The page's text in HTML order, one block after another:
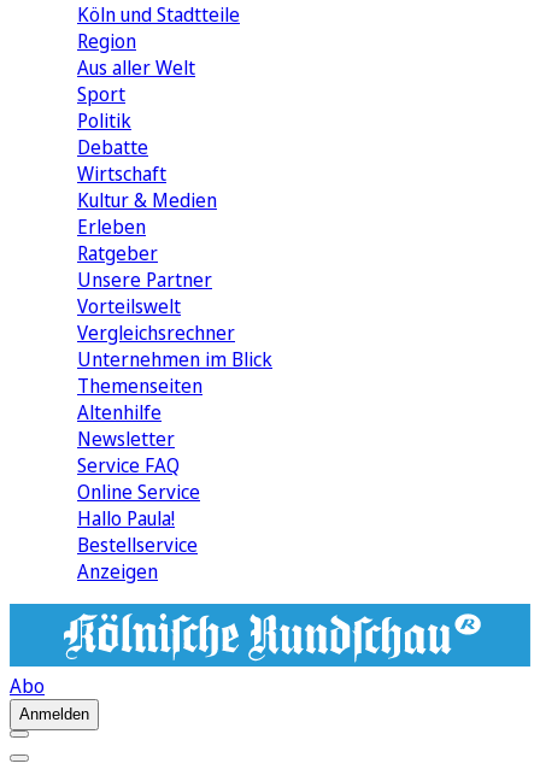
Köln und Stadtteile
Region
Aus aller Welt
Sport
Politik
Debatte
Wirtschaft
Kultur & Medien
Erleben
Ratgeber
Unsere Partner
Vorteilswelt
Vergleichsrechner
Unternehmen im Blick
Themenseiten
Altenhilfe
Newsletter
Service FAQ
Online Service
Hallo Paula!
Bestellservice
Anzeigen
Abo
Anmelden